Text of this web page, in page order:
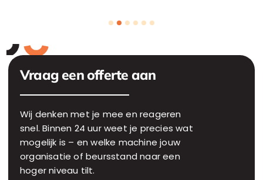
Vraag een offerte aan
Wij denken met je mee en reageren
snel. Binnen 24 uur weet je precies wat
mogelijk is – en welke machine jouw
organisatie of beursstand naar een
hoger niveau tilt.